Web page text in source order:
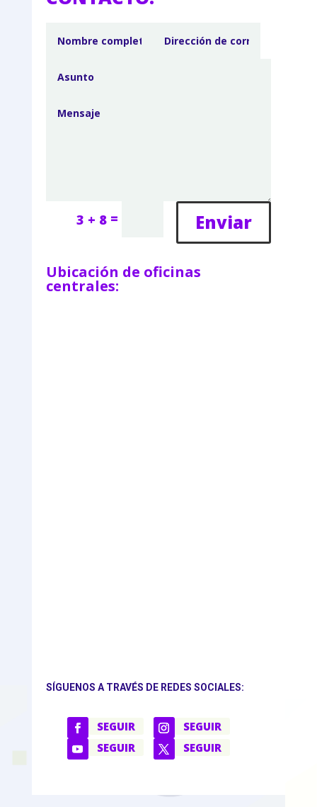
3 + 8 = Enviar
Ubicación de oficinas
centrales:
SÍGUENOS A TRAVÉS DE REDES SOCIALES:
SEGUIR
SEGUIR
SEGUIR
SEGUIR